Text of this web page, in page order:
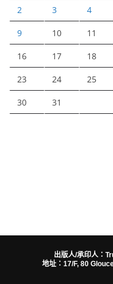
2 3 4
9 10 11
16 17 18
23 24 25
30 31
出版人/承印人：
地址：17/F, 80